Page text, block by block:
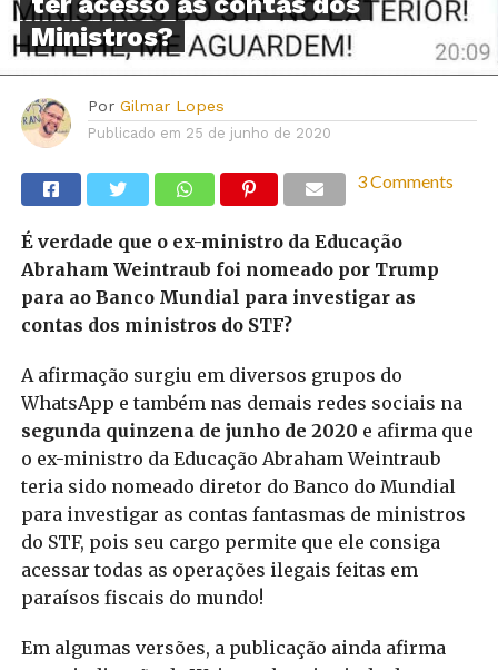
Ministros?
Por Gilmar Lopes
Publicado em 25 de junho de 2020
3 Comments
É verdade que o ex-ministro da Educação
Abraham Weintraub foi nomeado por Trump
para ao Banco Mundial para investigar as
contas dos ministros do STF?
A afirmação surgiu em diversos grupos do
WhatsApp e também nas demais redes sociais na
segunda quinzena de junho de 2020 e afirma que
o ex-ministro da Educação Abraham Weintraub
teria sido nomeado diretor do Banco do Mundial
para investigar as contas fantasmas de ministros
do STF, pois seu cargo permite que ele consiga
acessar todas as operações ilegais feitas em
paraísos fiscais do mundo!
Em algumas versões, a publicação ainda afirma